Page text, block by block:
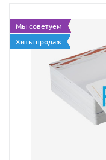
Мы советуем
Хиты продаж